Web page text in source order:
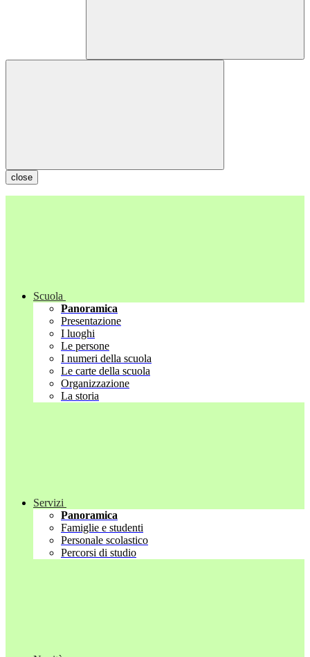
close
Scuola
Panoramica
Presentazione
I luoghi
Le persone
I numeri della scuola
Le carte della scuola
Organizzazione
La storia
Servizi
Panoramica
Famiglie e studenti
Personale scolastico
Percorsi di studio